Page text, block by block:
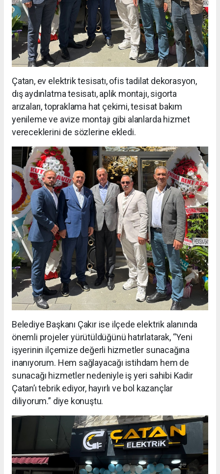
Çatan, ev elektrik tesisatı, ofis tadilat dekorasyon,
dış aydınlatma tesisatı, aplik montajı, sigorta
arızaları, topraklama hat çekimi, tesisat bakım
yenileme ve avize montajı gibi alanlarda hizmet
vereceklerini de sözlerine ekledi.
Belediye Başkanı Çakır ise ilçede elektrik alanında
önemli projeler yürütüldüğünü hatırlatarak, “Yeni
işyerinin ilçemize değerli hizmetler sunacağına
inanıyorum. Hem sağlayacağı istihdam hem de
sunacağı hizmetler nedeniyle iş yeri sahibi Kadir
Çatan’ı tebrik ediyor, hayırlı ve bol kazançlar
diliyorum.” diye konuştu.